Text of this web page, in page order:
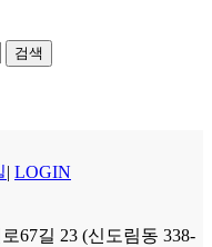
검색
LOGIN
67길 23 (신도림동 338-